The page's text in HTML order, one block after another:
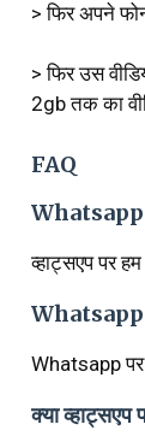
> फिर अपने
> फिर उस
2gb तक का
FAQ
Whatsapp
व्हाट्सएप पर
Whatsapp
Whatsapp पर
क्या